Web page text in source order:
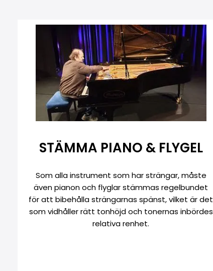
STÄMMA PIANO & FLYGEL
Som alla instrument som har strängar, måste
även pianon och flyglar stämmas regelbundet
för att bibehålla strängarnas spänst, vilket är det
som vidhåller rätt tonhöjd och tonernas inbördes
relativa renhet.